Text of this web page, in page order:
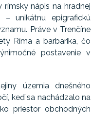
nápis na hradnej
unikátnu epigrafickú
Práve v Trenčíne
Ríma a barbarika, čo
postavenie v
územia dnešného
keď sa nachádzalo na
priestor obchodných